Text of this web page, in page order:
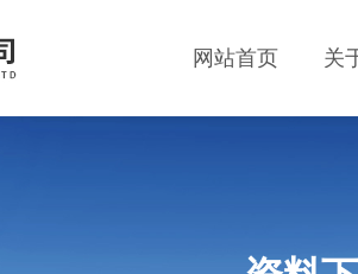
网站首页 关